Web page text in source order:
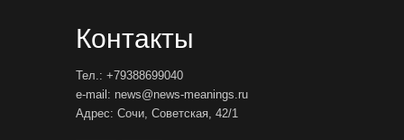
Контакты
Тел.: +79388699040
e-mail: news@news-meanings.ru
Адрес: Сочи, Советская, 42/1